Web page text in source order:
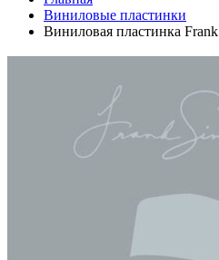
Виниловые пластинки
Виниловая пластинка